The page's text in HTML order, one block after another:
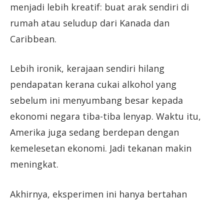
menjadi lebih kreatif: buat arak sendiri di
rumah atau seludup dari Kanada dan
Caribbean.
Lebih ironik, kerajaan sendiri hilang
pendapatan kerana cukai alkohol yang
sebelum ini menyumbang besar kepada
ekonomi negara tiba-tiba lenyap. Waktu itu,
Amerika juga sedang berdepan dengan
kemelesetan ekonomi. Jadi tekanan makin
meningkat.
Akhirnya, eksperimen ini hanya bertahan